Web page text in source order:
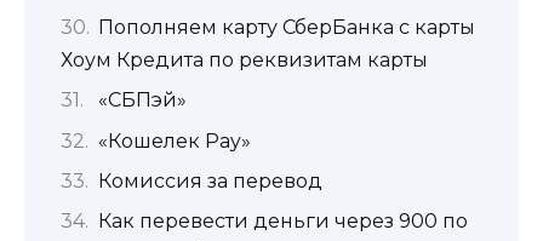
Пополняем карту СберБанка с карты
Хоум Кредита по реквизитам карты
«СБПэй»
«Кошелек Pay»
Комиссия за перевод
Как перевести деньги через 900 по